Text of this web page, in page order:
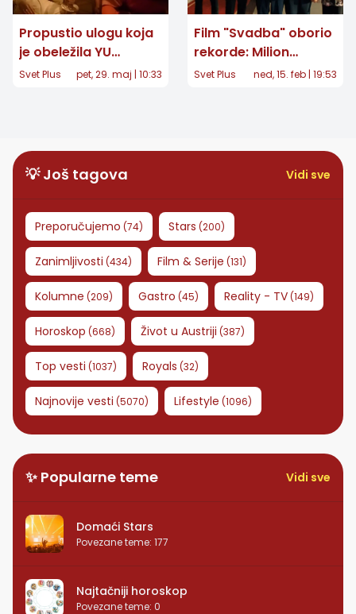
Propustio ulogu koja
je obeležila YU
kinematografiju!
ponudu zbog drugog
velikog projekta
Svet Plus pet, 29. maj | 10:33
Film "Svadba" oborio
rekorde: Milion
gledalaca u regionu
Svet Plus ned, 15. feb | 19:53
💡 Još tagova Vidi sve
Preporučujemo (74) Stars (200)
Zanimljivosti (434) Film & Serije (131)
Kolumne (209) Gastro (45) Reality - TV(149)
Horoskop (668) Život u Austriji (387)
Top vesti (1037) Royals (32)
Najnovije vesti (5070) Lifestyle (1096)
✨ Popularne teme Vidi sve
Domaći Stars
Povezane teme: 177
Najtačniji horoskop
Povezane teme: 0